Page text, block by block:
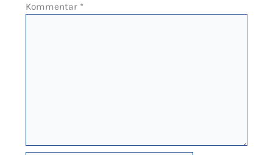
Kommentar *